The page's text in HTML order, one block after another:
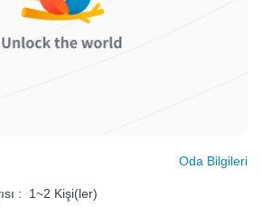
Oda Bilgileri
:
1~2 Kişi(ler)